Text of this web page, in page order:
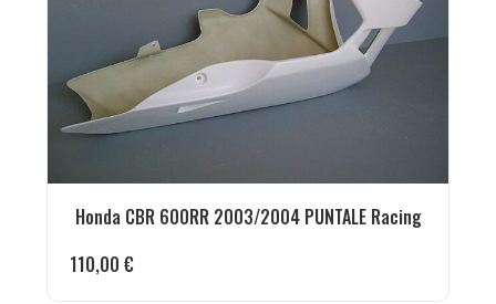
Honda CBR 600RR 2003/2004 PUNTALE Racing
110,00 €